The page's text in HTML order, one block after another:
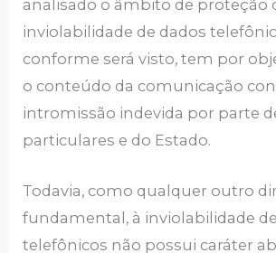
analisado o âmbito de proteção
inviolabilidade de dados
conforme será visto, tem por
o conteúdo da comunicação
intromissão indevida por parte
particulares e do Estado.
Todavia, como qualquer outro
fundamental, à inviolabilidade
telefônicos não possui caráter